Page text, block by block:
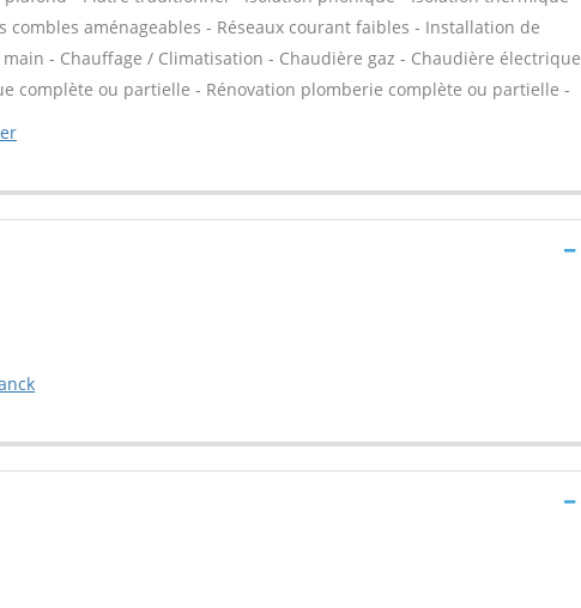
aménageables - Réseaux courant faibles - Installation de
- Chauffage / Climatisation - Chaudière gaz - Chaudière électrique
complète ou partielle - Rénovation plomberie complète ou partielle -